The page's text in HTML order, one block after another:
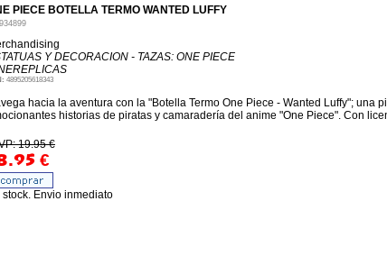
PIECE BOTELLA TERMO WANTED LUFFY
934899
Y DECORACION - TAZAS: ONE PIECE
4895205618343
hacia la aventura con la "Botella Termo One Piece - Wanted Luffy"; una
historias de piratas y camaradería del anime "One Piece". Con
19.95 €
€
stock. Envio inmediato